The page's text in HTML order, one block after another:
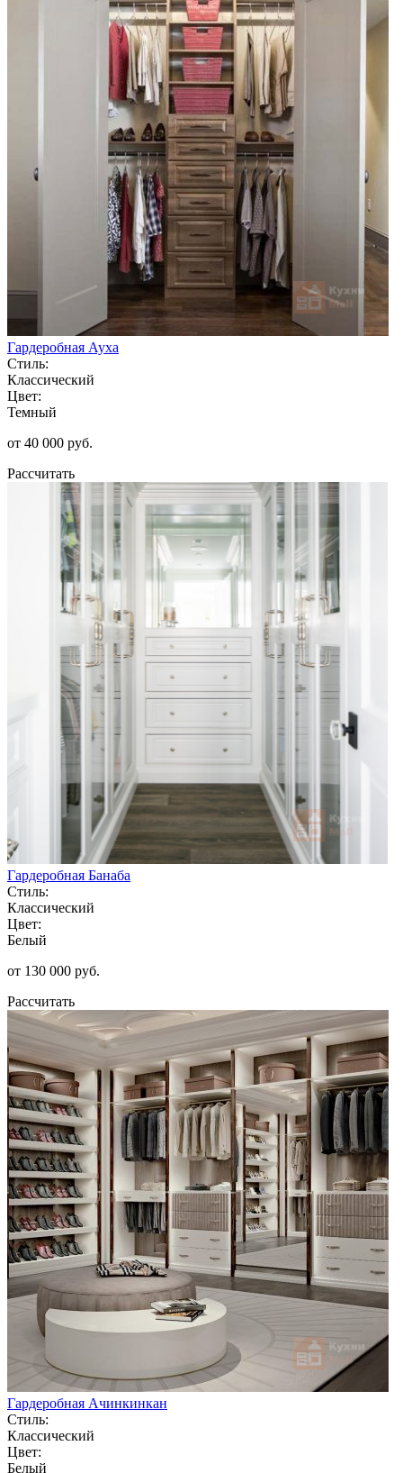
Гардеробная Ауха
Стиль:
Классический
Цвет:
Темный
от 40 000 руб.
Рассчитать
Гардеробная Банаба
Стиль:
Классический
Цвет:
Белый
от 130 000 руб.
Рассчитать
Гардеробная Ачинкинкан
Стиль:
Классический
Цвет:
Белый